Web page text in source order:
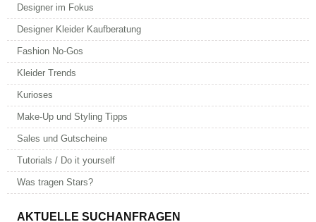
Designer im Fokus
Designer Kleider Kaufberatung
Fashion No-Gos
Kleider Trends
Kurioses
Make-Up und Styling Tipps
Sales und Gutscheine
Tutorials / Do it yourself
Was tragen Stars?
AKTUELLE SUCHANFRAGEN